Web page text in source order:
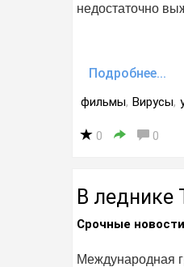
недостаточно
Подробнее...
фильмы, Вирусы,
0 0
В леднике
Срочные новости
Международная